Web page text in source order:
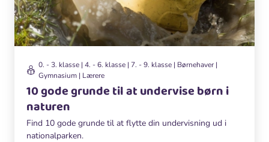
0. - 3. klasse | 4. - 6. klasse | 7. - 9. klasse | Børnehaver |
Gymnasium | Lærere
10 gode grunde til at undervise børn i
naturen
Find 10 gode grunde til at flytte din undervisning ud i
nationalparken.